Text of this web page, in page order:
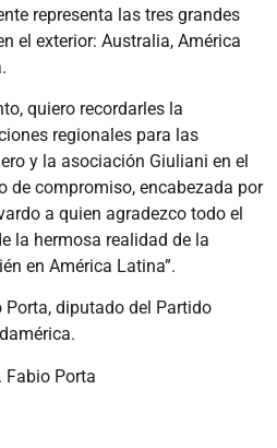
representa las tres grandes
el exterior: Australia, América
quiero recordarles la
regionales para las
y la asociación Giuliani en el
de compromiso, encabezada por
a quien agradezco todo el
la hermosa realidad de la
en América Latina”.
diputado del Partido
Fabio Porta